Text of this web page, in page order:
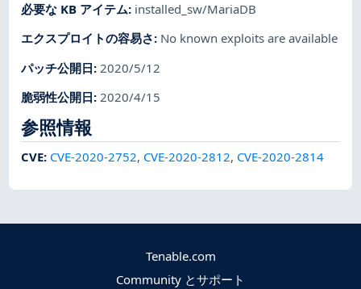
必要な KB アイテム: installed_sw/MariaDB
エクスプロイトの容易さ: No known exploits are available
パッチ公開日: 2020/5/12
脆弱性公開日:2020/4/15
参照情報
CVE: CVE-2020-2752, CVE-2020-2812, CVE-2020-2814
Tenable.com
Community とサポート